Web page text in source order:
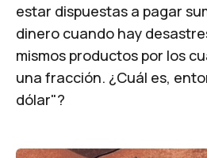
estar dispuestas a pagar
dinero cuando hay
mismos productos por los
una fracción. ¿Cuál es,
dólar"?